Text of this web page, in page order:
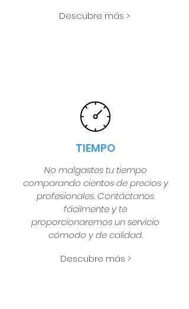
Descubre más >
TIEMPO
No malgastes tu tiempo
comparando cientos de precios y
profesionales. Contáctanos
fácilmente y te
proporcionaremos un servicio
cómodo y de calidad.
Descubre más >